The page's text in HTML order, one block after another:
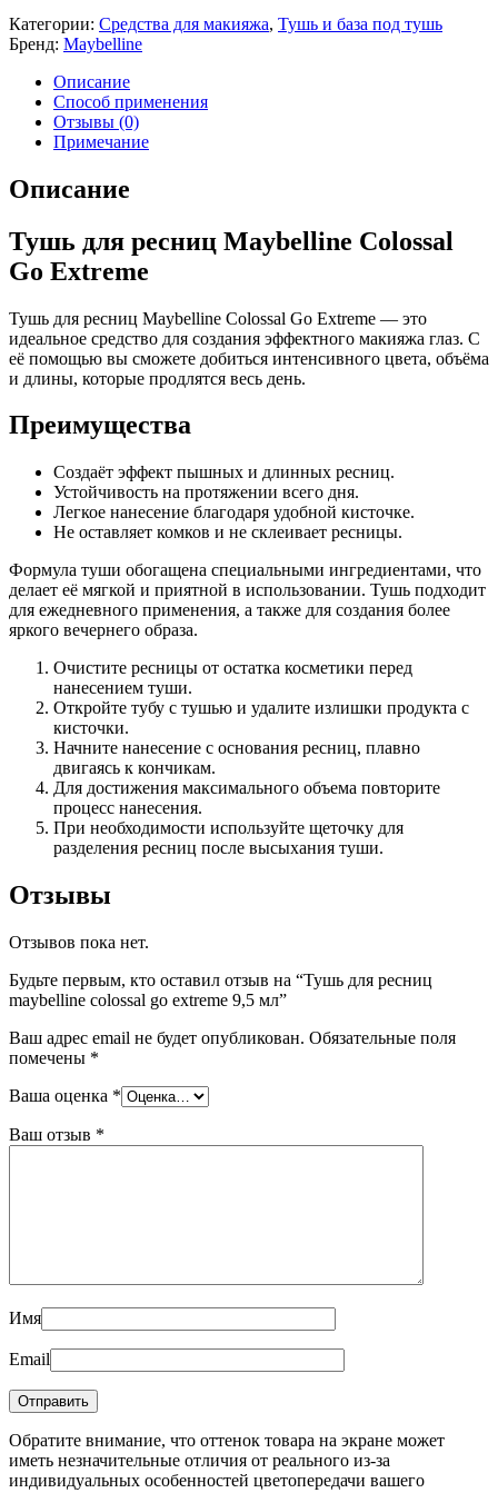
Категории: Средства для макияжа, Тушь и база под тушь
Бренд: Maybelline
Описание
Способ применения
Отзывы (0)
Примечание
Описание
Тушь для ресниц Maybelline Colossal
Go Extreme
Тушь для ресниц Maybelline Colossal Go Extreme — это
идеальное средство для создания эффектного макияжа глаз. С
её помощью вы сможете добиться интенсивного цвета, объёма
и длины, которые продлятся весь день.
Преимущества
Создаёт эффект пышных и длинных ресниц.
Устойчивость на протяжении всего дня.
Легкое нанесение благодаря удобной кисточке.
Не оставляет комков и не склеивает ресницы.
Формула туши обогащена специальными ингредиентами, что
делает её мягкой и приятной в использовании. Тушь подходит
для ежедневного применения, а также для создания более
яркого вечернего образа.
Очистите ресницы от остатка косметики перед
нанесением туши.
Откройте тубу с тушью и удалите излишки продукта с
кисточки.
Начните нанесение с основания ресниц, плавно
двигаясь к кончикам.
Для достижения максимального объема повторите
процесс нанесения.
При необходимости используйте щеточку для
разделения ресниц после высыхания туши.
Отзывы
Отзывов пока нет.
Будьте первым, кто оставил отзыв на “Тушь для ресниц
maybelline colossal go extreme 9,5 мл”
Ваш адрес email не будет опубликован. Обязательные поля
помечены *
Ваша оценка *
Ваш отзыв *
Имя
Email
Обратите внимание, что оттенок товара на экране может
иметь незначительные отличия от реального из-за
индивидуальных особенностей цветопередачи вашего